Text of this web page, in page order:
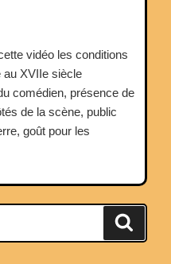
vidéo les conditions
au XVIIe siècle
comédien, présence de
de la scène, public
goût pour les